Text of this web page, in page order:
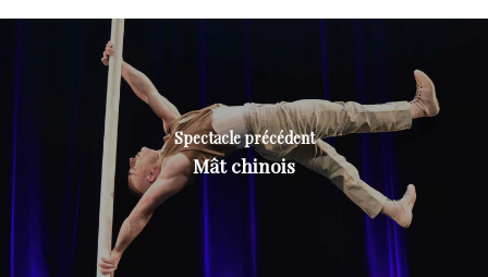
Spectacle précédent
Mât chinois